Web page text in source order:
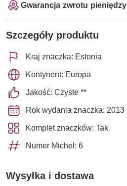
Gwarancja zwrotu pieniędzy
Szczegóły produktu
Kraj znaczka: Estonia
Kontynent: Europa
Jakość: Czyste **
Rok wydania znaczka: 2013
Komplet znaczków: Tak
Numer Michel: 6
Wysyłka i dostawa